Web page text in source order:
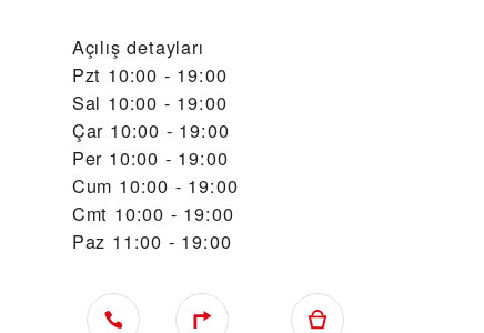
Açılış detayları
Pzt 10:00 - 19:00
Sal 10:00 - 19:00
Çar 10:00 - 19:00
Per 10:00 - 19:00
Cum 10:00 - 19:00
Cmt 10:00 - 19:00
Paz 11:00 - 19:00